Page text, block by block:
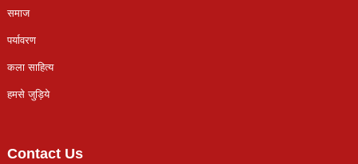
समाज
पर्यावरण
कला साहित्य
हमसे जुड़िये
Contact Us